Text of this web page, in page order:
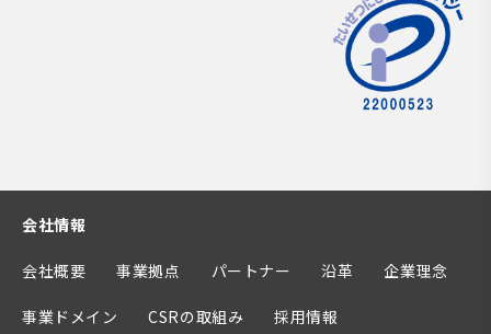
会社情報
会社概要 事業拠点 パートナー 沿革 企業理念
事業ドメイン CSRの取組み 採用情報